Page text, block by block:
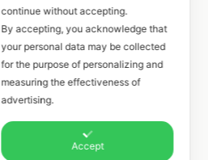
continue without accepting.
By accepting, you acknowledge that
your personal data may be collected
for the purpose of personalizing and
measuring the effectiveness of
advertising.
Accept